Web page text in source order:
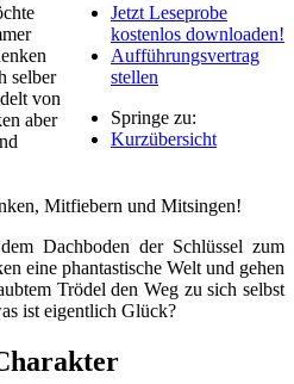
Jetzt Leseprobe
kostenlos downloaden!
Aufführungsvertrag
stellen
Springe zu:
Kurzübersicht
selber
von
aber
Mitfiebern und Mitsingen!
Dachboden der Schlüssel zum
eine phantastische Welt und gehen
Trödel den Weg zu sich selbst
ist eigentlich Glück?